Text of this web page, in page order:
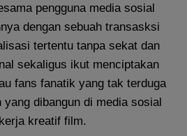
pengguna media sosial
dengan sebuah transasksi
tertentu tanpa sekat dan
sekaligus ikut menciptakan
fans fanatik yang tak terduga
dibangun di media sosial
kreatif film.